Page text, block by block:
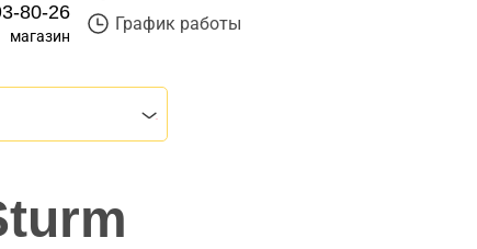
80-26
магазин
График работы